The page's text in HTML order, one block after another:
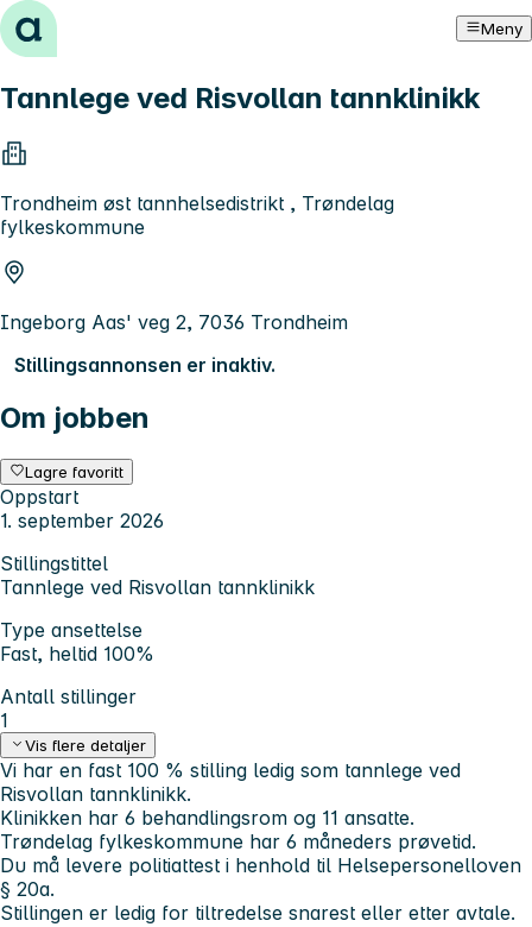
Hopp til innhold Meny
Tannlege ved Risvollan tannklinikk
Trondheim øst tannhelsedistrikt , Trøndelag
fylkeskommune
Ingeborg Aas' veg 2, 7036 Trondheim
Stillingsannonsen er inaktiv.
Om jobben
Lagre favoritt
Oppstart
1. september 2026
Stillingstittel
Tannlege ved Risvollan tannklinikk
Type ansettelse
Fast, heltid 100%
Antall stillinger
1
Vis flere detaljer
Vi har en fast 100 % stilling ledig som tannlege ved
Risvollan tannklinikk.
Klinikken har 6 behandlingsrom og 11 ansatte.
Trøndelag fylkeskommune har 6 måneders prøvetid.
Du må levere politiattest i henhold til Helsepersonelloven
§ 20a.
Stillingen er ledig for tiltredelse snarest eller etter avtale.